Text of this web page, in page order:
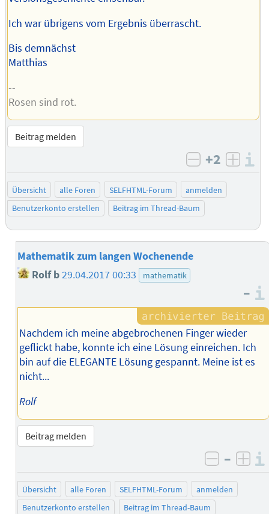
Ich war übrigens vom Ergebnis überrascht.
Bis demnächst
Matthias
--
Rosen sind rot.
Beitrag melden
negativ
+2
Übersicht alle Foren SELFHTML-Forum
anmelden
Benutzerkonto erstellen
Beitrag im Thread-Baum
Mathematik zum langen Wochenende
Rolf b29.04.2017 00:33 mathematik
–
Nachdem ich meine abgebrochenen Finger wieder
geflickt habe, konnte ich eine Lösung einreichen. Ich
bin auf die ELEGANTE Lösung gespannt. Meine ist es
nicht...
Rolf
Beitrag melden
negativ
–
Übersicht alle Foren SELFHTML-Forum
anmelden
Benutzerkonto erstellen
Beitrag im Thread-Baum